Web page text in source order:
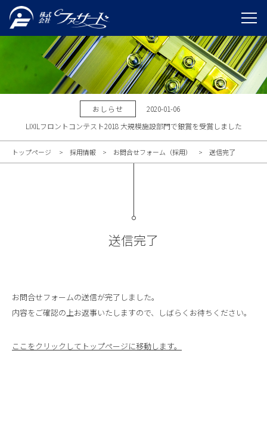
おしらせ
2020-01-06
LIXILフロントコンテスト2018 大規模施設部門で銀賞を受賞しました
トップページ 採用情報 お問合せフォーム（採用） 送信完了
送信完了
お問合せフォームの送信が完了しました。
内容をご確認の上お返事いたしますので、しばらくお待ちください。
ここをクリックしてトップページに移動します。